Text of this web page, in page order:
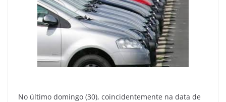
No último domingo (30), coincidentemente na data de